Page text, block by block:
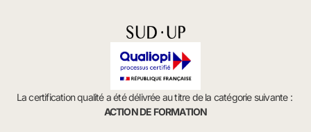
La certification qualité a été délivrée au titre de la catégorie suivante :
ACTION DE FORMATION